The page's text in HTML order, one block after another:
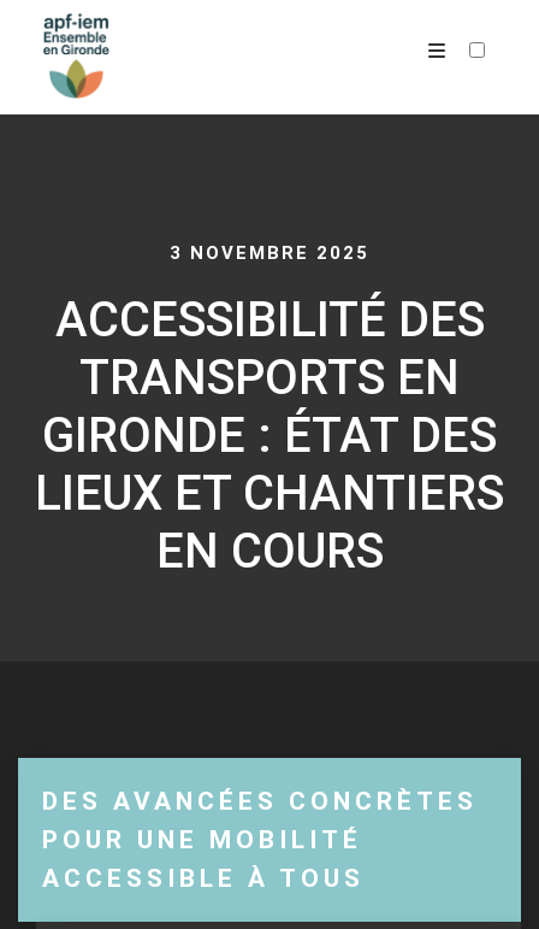
3 NOVEMBRE 2025
ACCESSIBILITÉ DES
TRANSPORTS EN
GIRONDE : ÉTAT DES
LIEUX ET CHANTIERS
EN COURS
DES AVANCÉES CONCRÈTES
POUR UNE MOBILITÉ
ACCESSIBLE À TOUS